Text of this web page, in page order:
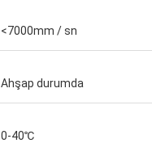
<7000mm / sn
Ahşap durumda
0-40℃